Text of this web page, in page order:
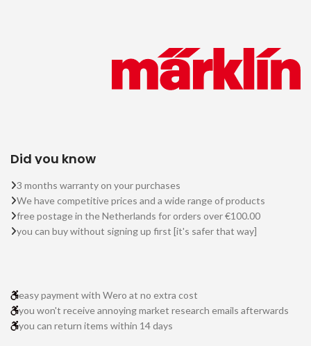
Did you know
3 months warranty on your purchases
We have competitive prices and a wide range of products
free postage in the Netherlands for orders over €100.00
you can buy without signing up first [it's safer that way]
easy payment with Wero at no extra cost
you won't receive annoying market research emails afterwards
you can return items within 14 days